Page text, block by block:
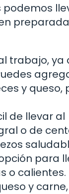
trabajo, ya
y queso,
de llevar al
o de
para
o calientes.
y